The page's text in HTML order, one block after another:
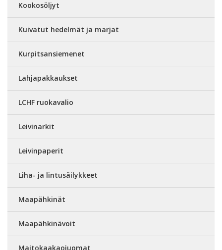
Kookosöljyt
Kuivatut hedelmät ja marjat
Kurpitsansiemenet
Lahjapakkaukset
LCHF ruokavalio
Leivinarkit
Leivinpaperit
Liha- ja lintusäilykkeet
Maapähkinät
Maapähkinävoit
Maitokaakaojuomat